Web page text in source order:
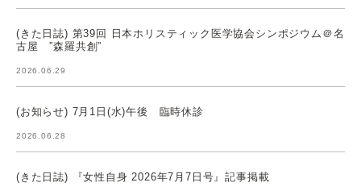
(きた日誌) 第39回 日本ホリスティック医学協会シンポジウム＠名
古屋 ”森羅共創”
2026.06.29
(お知らせ) 7月1日(水)午後 臨時休診
2026.06.28
(きた日誌) 『女性自身 2026年7月7日号』記事掲載